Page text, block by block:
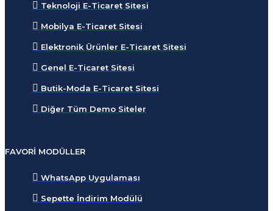
Teknoloji E-Ticaret Sitesi
Mobilya E-Ticaret Sitesi
Elektronik Ürünler E-Ticaret Sitesi
Genel E-Ticaret Sitesi
Butik-Moda E-Ticaret Sitesi
Diğer Tüm Demo Siteler
FAVORI MODÜLLER
WhatsApp Uygulaması
Sepette İndirim Modülü